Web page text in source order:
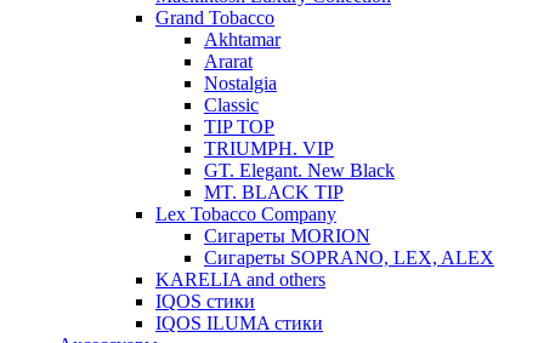
Grand Tobacco
Akhtamar
Ararat
Nostalgia
Classic
TIP TOP
TRIUMPH. VIP
GT. Elegant. New Black
MT. BLACK TIP
Lex Tobacco Company
Сигареты MORION
Сигареты SOPRANO, LEX, ALEX
KARELIA and others
IQOS стики
IQOS ILUMA стики